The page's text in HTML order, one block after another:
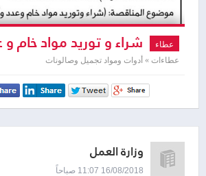
عطاء شراء و توريد مواد خام
تجميل
عطاءات » أدوات ومواد تجميل وصالونات
وزارة العمل
16/08/2018 11:07 صباحاً